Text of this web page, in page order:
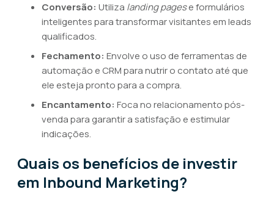
Conversão: Utiliza landing pagese formulários
inteligentes para transformar visitantes em leads
qualificados.
Fechamento: Envolve o uso de ferramentas de
automação e CRM para nutrir o contato até que
ele esteja pronto para a compra.
Encantamento: Foca no relacionamento pós-
venda para garantir a satisfação e estimular
indicações.
Quais os benefícios de investir
em Inbound Marketing?